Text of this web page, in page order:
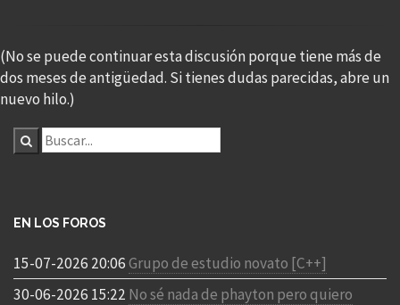
(No se puede continuar esta discusión porque tiene más de
dos meses de antigüedad. Si tienes dudas parecidas, abre un
nuevo hilo.)
EN LOS FOROS
15-07-2026 20:06Grupo de estudio novato [C++]
30-06-2026 15:22 No sé nada de phayton pero quiero